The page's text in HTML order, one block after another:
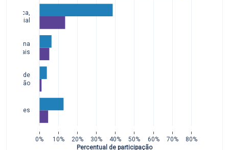
0% 10% 20% 30% 40% 50% 60% 70% 80%
de
Humana
Sociais
Pública,
Social
Percentual de participação